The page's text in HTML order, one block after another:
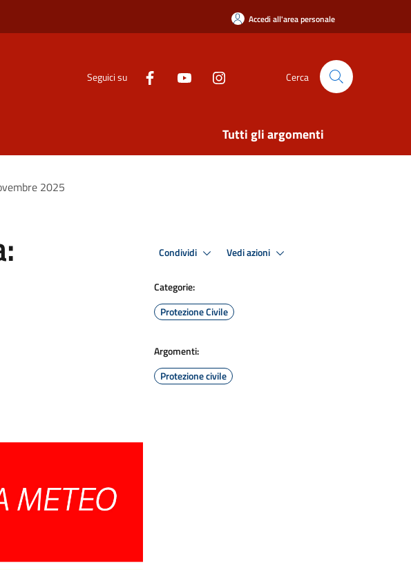
Accedi all'area personale
Seguici su Cerca
Tutti gli argomenti
2025
Condividi Vedi azioni
Categorie:
Protezione Civile
Argomenti:
Protezione civile